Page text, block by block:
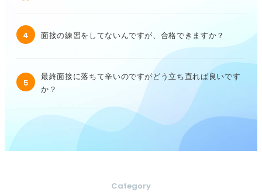
4 面接の練習をしてないんですが、合格できますか？
5
最終面接に落ちて辛いのですがどう立ち直れば良いです
か？
Category